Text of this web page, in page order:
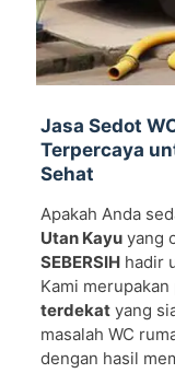
Jasa Sedot
Terpercaya
Sehat
Apakah Anda
Utan Kayuyang
SEBERSIHhadir
Kami
terdekatyang
masalah WC
dengan hasil